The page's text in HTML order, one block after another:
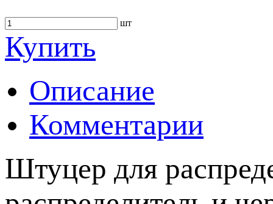
шт
Купить
Описание
Комментарии
Штуцер для